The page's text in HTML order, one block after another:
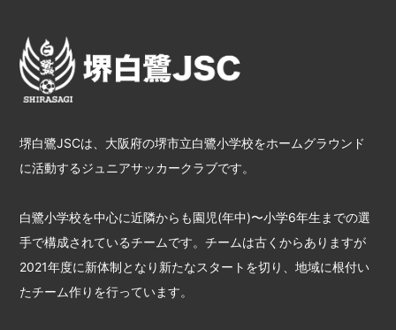
堺白鷺JSCは、大阪府の堺市立白鷺小学校をホームグラウンド
に活動するジュニアサッカークラブです。
白鷺小学校を中心に近隣からも園児(年中)〜小学6年生までの選
手で構成されているチームです。チームは古くからありますが
2021年度に新体制となり新たなスタートを切り、地域に根付い
たチーム作りを行っています。